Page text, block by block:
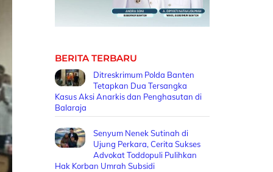
BERITA TERBARU
Ditreskrimum Polda Banten
Tetapkan Dua Tersangka
Kasus Aksi Anarkis dan Penghasutan di
Balaraja
Senyum Nenek Sutinah di
Ujung Perkara, Cerita Sukses
Advokat Toddopuli Pulihkan
Hak Korban Umrah Subsidi